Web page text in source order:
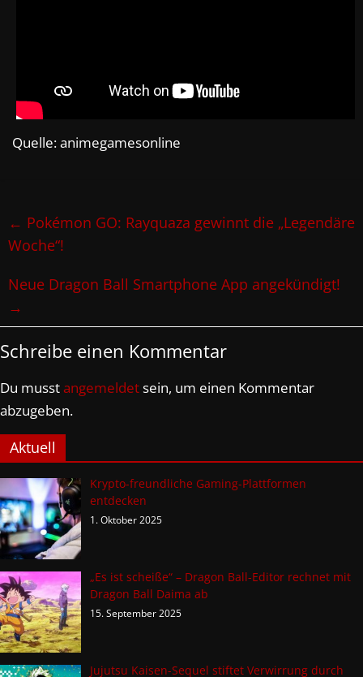
Quelle: animegamesonline
← Pokémon GO: Rayquaza gewinnt die „Legendäre
Woche“!
Neue Dragon Ball Smartphone App angekündigt!
→
Schreibe einen Kommentar
Du musstangemeldetsein, um einen Kommentar
abzugeben.
Aktuell
Krypto-freundliche Gaming-Plattformen
entdecken
1. Oktober 2025
„Es ist scheiße“ – Dragon Ball-Editor rechnet mit
Dragon Ball Daima ab
15. September 2025
Jujutsu Kaisen-Sequel stiftet Verwirrung durch